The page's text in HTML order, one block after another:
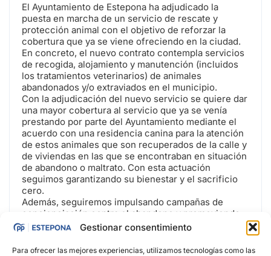
Gestionar consentimiento
Para ofrecer las mejores experiencias, utilizamos tecnologías como las
El Ayuntamiento de Estepona ha adjudicado la
puesta en marcha de un servicio de rescate y
protección animal con el objetivo de reforzar la
cobertura que ya se viene ofreciendo en la ciudad.
En concreto, el nuevo contrato contempla servicios
de recogida, alojamiento y manutención (incluidos
los tratamientos veterinarios) de animales
abandonados y/o extraviados en el municipio.
Con la adjudicación del nuevo servicio se quiere dar
una mayor cobertura al servicio que ya se venía
prestando por parte del Ayuntamiento mediante el
acuerdo con una residencia canina para la atención
de estos animales que son recuperados de la calle y
de viviendas en las que se encontraban en situación
de abandono o maltrato. Con esta actuación
seguimos garantizando su bienestar y el sacrificio
cero.
Además, seguiremos impulsando campañas de
concienciación contra el abandono y promoviendo
las adopciones responsables.